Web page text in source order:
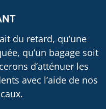
du retard, qu’une
qu’un bagage soit
d’atténuer les
avec l’aide de nos